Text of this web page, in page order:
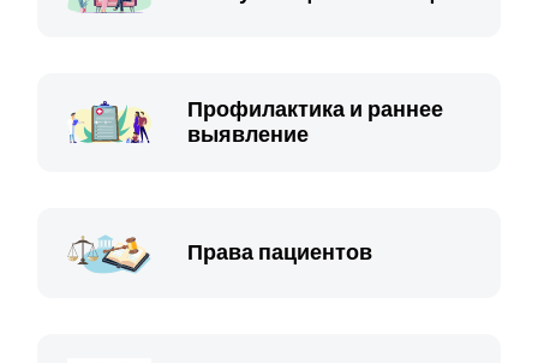
Профилактика и раннее
выявление
Права пациентов